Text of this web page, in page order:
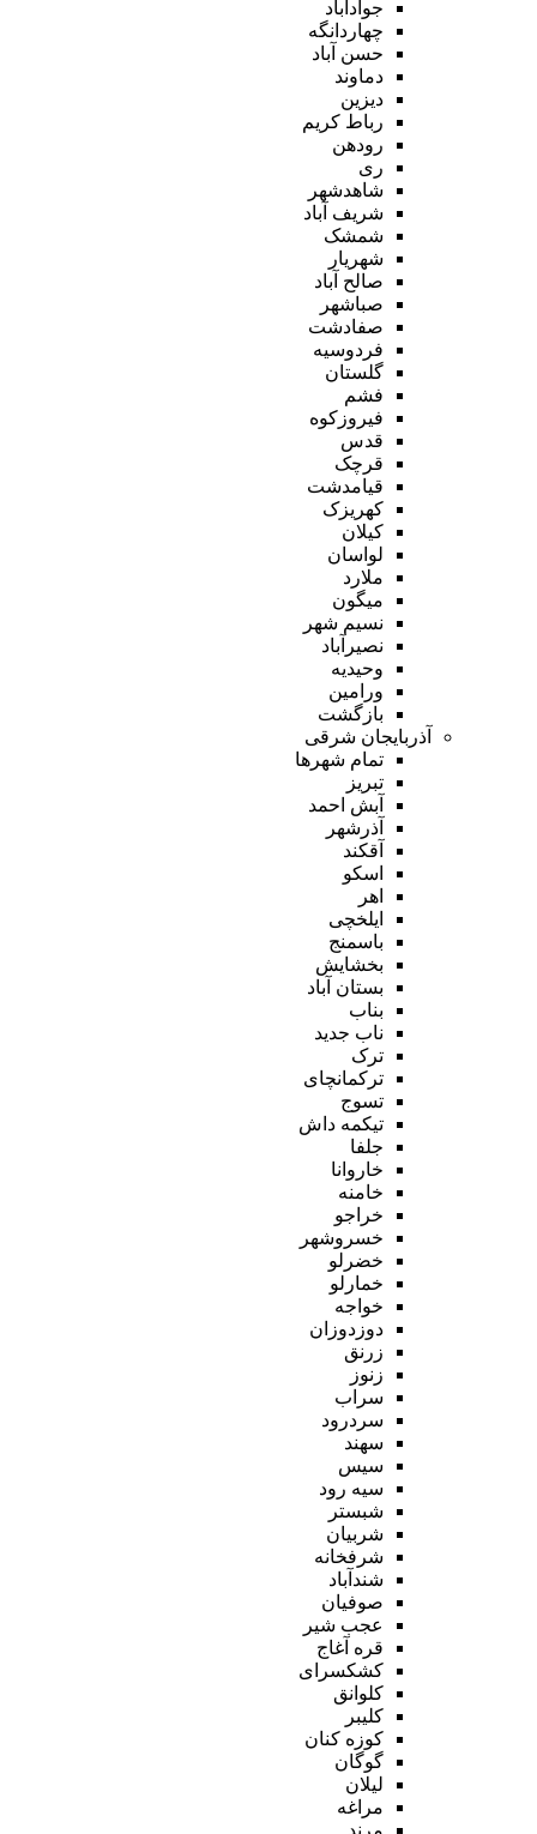
جوادآباد
چهاردانگه
حسن آباد
دماوند
دیزین
رباط کریم
رودهن
ری
شاهدشهر
شریف آباد
شمشک
شهریار
صالح آباد
صباشهر
صفادشت
فردوسیه
گلستان
فشم
فیروزکوه
قدس
قرچک
قیامدشت
کهریزک
کیلان
لواسان
ملارد
میگون
نسیم شهر
نصیرآباد
وحیدیه
ورامین
بازگشت
آذربایجان شرقی
تمام شهر‌ها
تبریز
آبش احمد
آذرشهر
آقکند
اسکو
اهر
ایلخچی
باسمنج
بخشایش
بستان آباد
بناب
ناب جدید
ترک
ترکمانچای
تسوج
تیکمه داش
جلفا
خاروانا
خامنه
خراجو
خسروشهر
خضرلو
خمارلو
خواجه
دوزدوزان
زرنق
زنوز
سراب
سردرود
سهند
سیس
سیه رود
شبستر
شربیان
شرفخانه
شندآباد
صوفیان
عجب شیر
قره آغاج
کشکسرای
کلوانق
کلیبر
کوزه کنان
گوگان
لیلان
مراغه
مرند